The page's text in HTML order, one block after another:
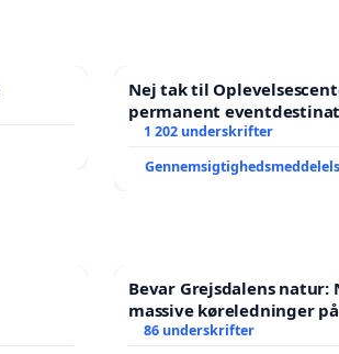
Nej tak til
permanent
- Ja tak til et levende
1 202 underskrifter
Bevar Grejsdalens natur:
massive køreledninger
Struer-banen
86 underskrifter